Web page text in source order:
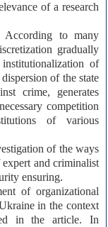
of a research
According to many
gradually
of
of the state
crime, generates
competition
of various
of the ways
and criminalist
ensuring.
of organizational
in the context
in the article. In